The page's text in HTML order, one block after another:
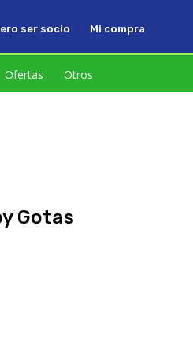
ser socio Mi compra
Ofertas Otros
Gotas